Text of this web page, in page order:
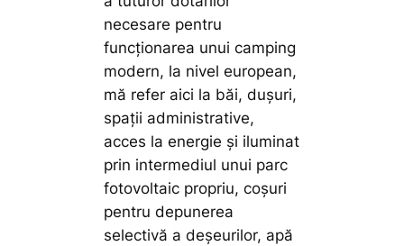
necesare pentru
funcționarea unui camping
modern, la nivel european,
mă refer aici la băi, dușuri,
spații administrative,
acces la energie și iluminat
prin intermediul unui parc
fotovoltaic propriu, coșuri
pentru depunerea
selectivă a deșeurilor, apă